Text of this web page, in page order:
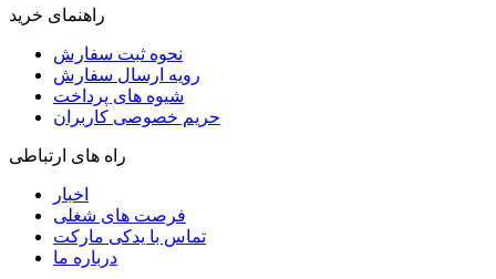
راهنمای خرید
نحوه ثبت سفارش
رویه ارسال سفارش
شیوه های پرداخت
حریم خصوصی کاربران
راه های ارتباطی
اخبار
فرصت های شغلی
تماس با یدکی مارکت
درباره ما